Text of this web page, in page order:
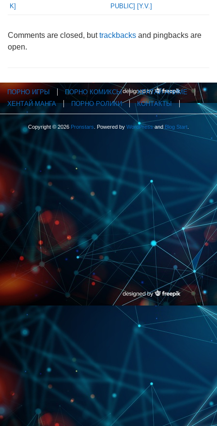
K]
PUBLIC] [Y.V.]
Comments are closed, buttrackbacks and pingbacks are
open.
ПОРНО ИГРЫ ПОРНО КОМИКСЫ
ХЕНТАЙ АНИМЕ
ХЕНТАЙ МАНГА
ПОРНО РОЛИКИ КОНТАКТЫ
Copyright © 2026 Pronstars . Powered by WordPressand Blog Start